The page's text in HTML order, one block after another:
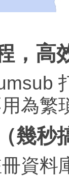
，高
為繁
幾秒
資料